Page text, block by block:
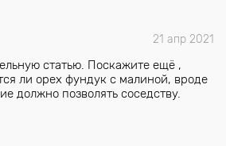
21 апр 2021
статью. Поскажите ещё ,
ли орех фундук с малиной, вроде
должно позволять соседству.